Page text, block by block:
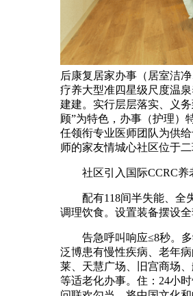
后康复居家办事（居室洁
疗养大型准四星级尺度温
建建。实行层层落实、义
顾”为特色，办事（护理）
任领衔专业医师团队为供
师的家友情城心社区位于二
社区引入国际CCRC养老
配有118间半失能、全失
调理饮食。设置装备摆设
告急呼叫响应≤8秒。多
泛博患有慢性疾病、老年
莱、天慧广场、旧宫商场
等适老化办事。住：24小